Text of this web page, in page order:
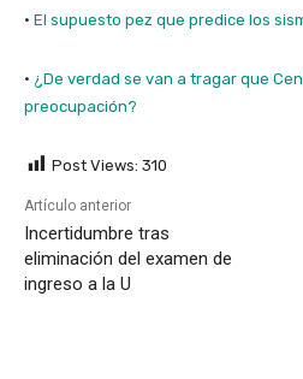
· El supuesto pez que predice los
· ¿De verdad se van a tragar que
preocupación?
Post Views: 310
Artículo anterior
Incertidumbre tras
eliminación del examen de
ingreso a la U